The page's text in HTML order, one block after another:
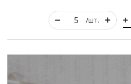
/шт.